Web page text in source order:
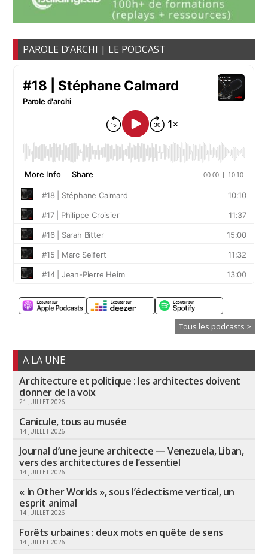
PAROLE D’ARCHI | LE PODCAST
Tous les podcasts >
A LA UNE
Architecture et politique : les architectes doivent
donner de la voix
21 JUILLET 2026
Canicule, tous au musée
14 JUILLET 2026
Journal d’une jeune architecte — Venezuela, Liban,
vers des architectures de l’essentiel
14 JUILLET 2026
« In Other Worlds », sous l’éclectisme vertical, un
esprit animal
14 JUILLET 2026
Forêts urbaines : deux mots en quête de sens
14 JUILLET 2026